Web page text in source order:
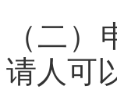
（二
请人可